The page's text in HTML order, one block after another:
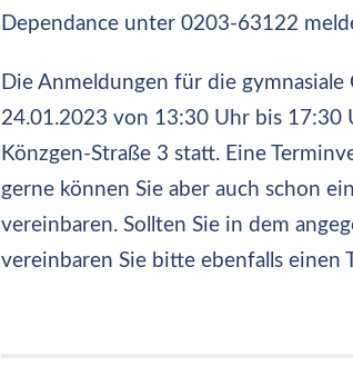
Dependance unter 0203-63122
Die Anmeldungen für die
24.01.2023 von 13:30 Uhr bis
Könzgen-Straße 3 statt. Eine
gerne können Sie aber auch schon
vereinbaren. Sollten Sie in dem
vereinbaren Sie bitte ebenfalls einen